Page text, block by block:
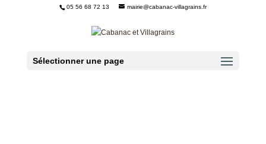
05 56 68 72 13 mairie@cabanac-villagrains.fr
Sélectionner une page